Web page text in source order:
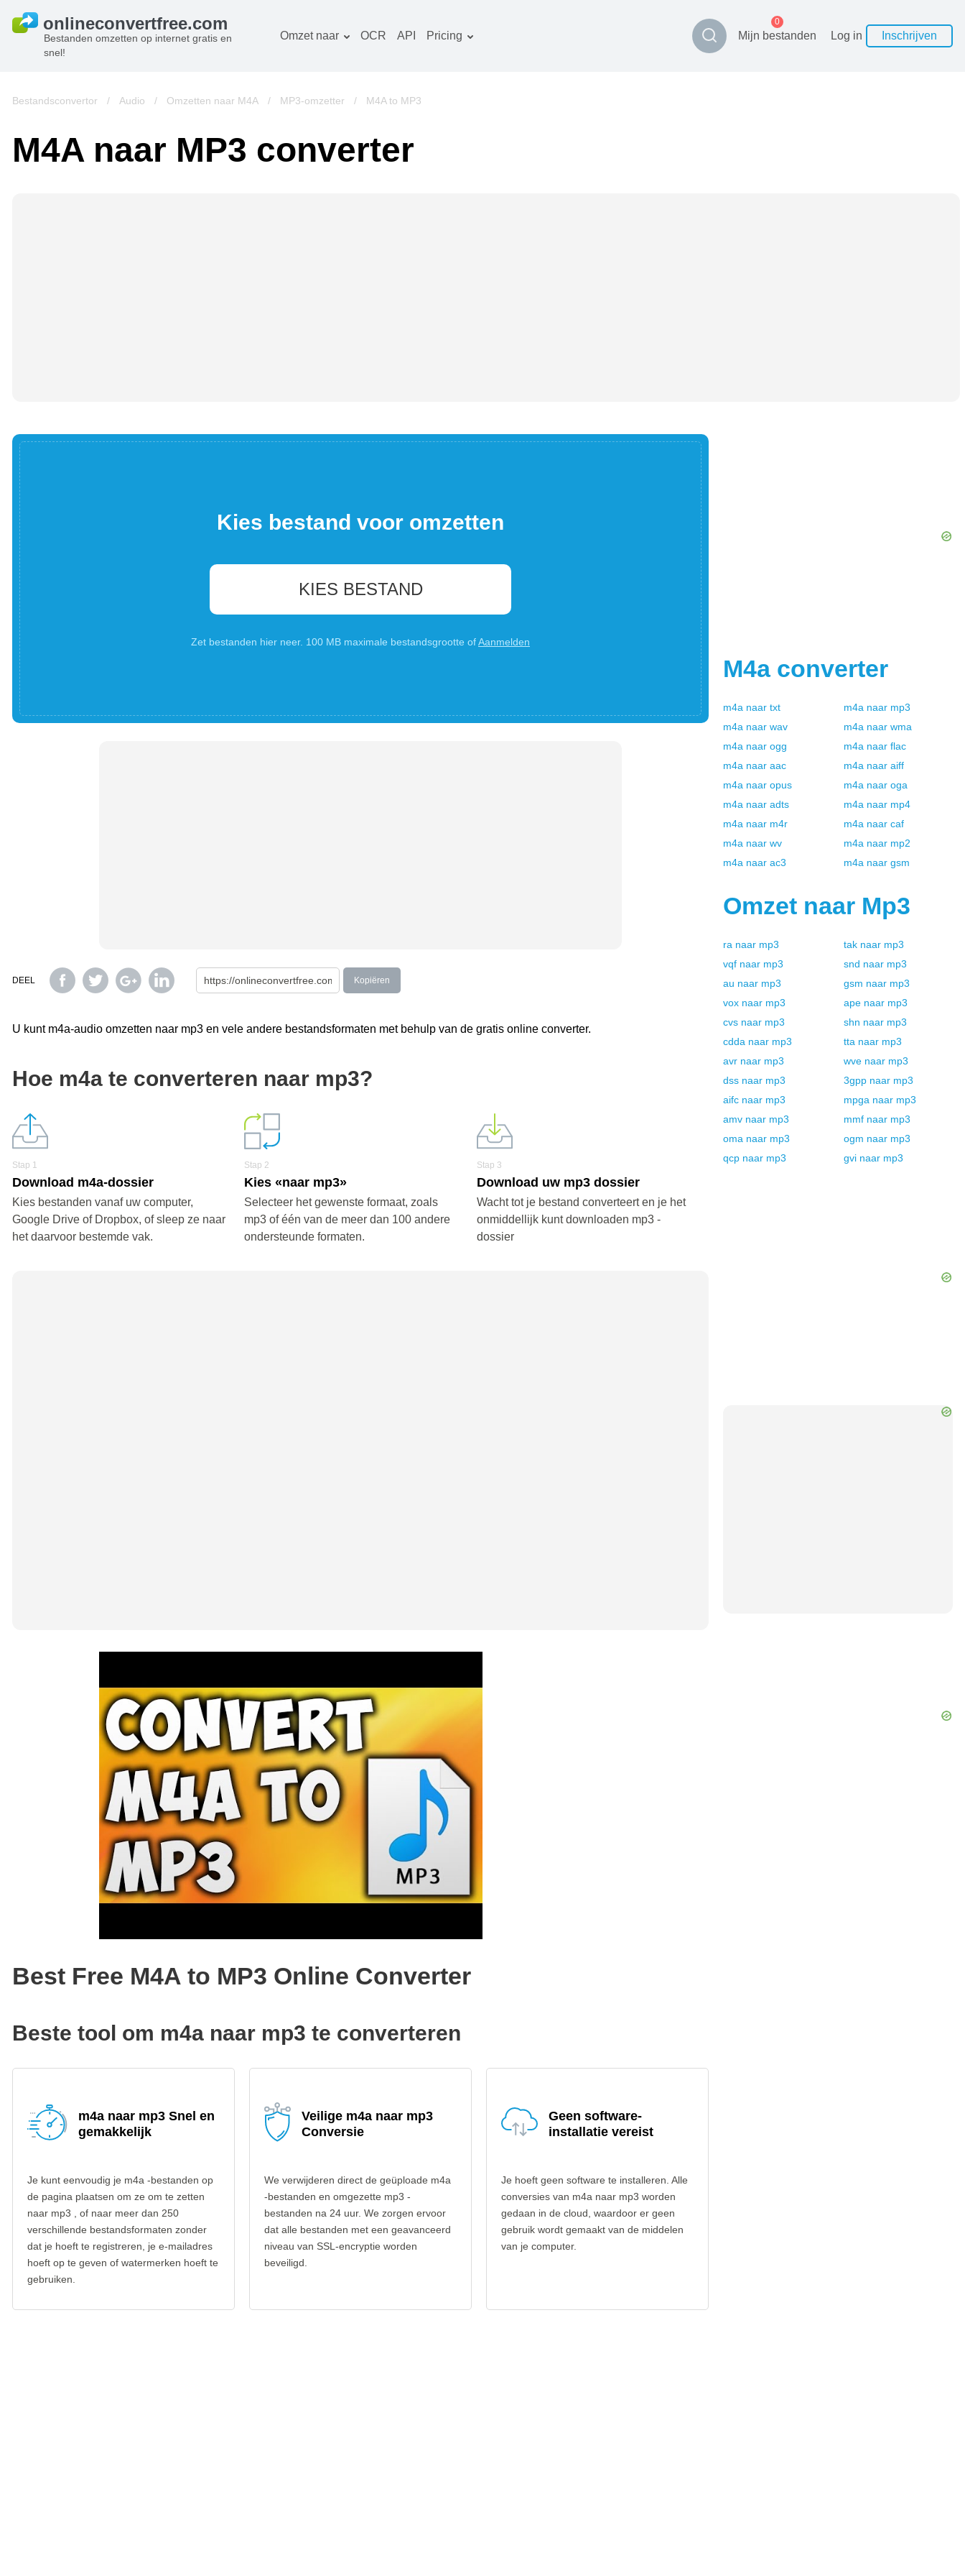
Bestanden omzetten op internet gratis en
snel!
Omzet naar
Beeld converter
Boeken converter
OCR API Pricing Mijn bestanden
0
Log in Inschrijven
Bestandsconvertor / Audio / Omzetten naar M4A / MP3-omzetter / M4A to MP3
M4A naar MP3 converter
Kies bestand voor omzetten
KIES BESTAND
Zet bestanden hier neer. 100 MB maximale bestandsgrootte ofAanmelden
DEEL Kopiëren
U kunt m4a-audio omzetten naar mp3 en vele andere bestandsformaten met behulp van de gratis online converter.
Hoe m4a te converteren naar mp3?
Stap 1
Download m4a-dossier
Kies bestanden vanaf uw computer,
Google Drive of Dropbox, of sleep ze naar
het daarvoor bestemde vak.
Stap 2
Kies «naar mp3»
Selecteer het gewenste formaat, zoals
mp3 of één van de meer dan 100 andere
ondersteunde formaten.
Stap 3
Download uw mp3 dossier
Wacht tot je bestand converteert en je het
onmiddellijk kunt downloaden mp3 -
dossier
Best Free M4A to MP3 Online Converter
Beste tool om m4a naar mp3 te converteren
m4a naar mp3 Snel en
gemakkelijk
Je kunt eenvoudig je m4a -bestanden op
de pagina plaatsen om ze om te zetten
naar mp3 , of naar meer dan 250
verschillende bestandsformaten zonder
dat je hoeft te registreren, je e-mailadres
hoeft op te geven of watermerken hoeft te
gebruiken.
Veilige m4a naar mp3
Conversie
We verwijderen direct de geüploade m4a
-bestanden en omgezette mp3 -
bestanden na 24 uur. We zorgen ervoor
dat alle bestanden met een geavanceerd
niveau van SSL-encryptie worden
beveiligd.
Geen software-
installatie vereist
Je hoeft geen software te installeren. Alle
conversies van m4a naar mp3 worden
gedaan in de cloud, waardoor er geen
gebruik wordt gemaakt van de middelen
van je computer.
M4a converter
m4a naar txt m4a naar mp3
m4a naar wav m4a naar wma
m4a naar ogg m4a naar flac
m4a naar aac m4a naar aiff
m4a naar opus m4a naar oga
m4a naar adts m4a naar mp4
m4a naar m4r m4a naar caf
m4a naar wv m4a naar mp2
m4a naar ac3 m4a naar gsm
Omzet naar Mp3
ra naar mp3 tak naar mp3
vqf naar mp3 snd naar mp3
au naar mp3 gsm naar mp3
vox naar mp3 ape naar mp3
cvs naar mp3 shn naar mp3
cdda naar mp3 tta naar mp3
avr naar mp3 wve naar mp3
dss naar mp3 3gpp naar mp3
aifc naar mp3 mpga naar mp3
amv naar mp3 mmf naar mp3
oma naar mp3 ogm naar mp3
qcp naar mp3 gvi naar mp3